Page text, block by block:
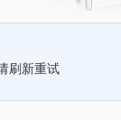
刷新重试